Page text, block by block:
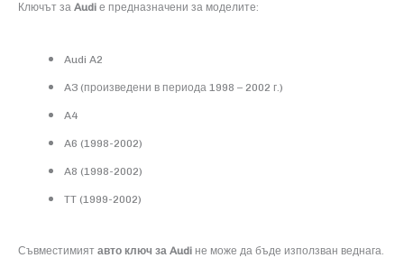
Ключът за Audi е предназначени за моделите:
Audi A2
A3 (произведени в периода 1998 – 2002 г.)
A4
A6 (1998-2002)
A8 (1998-2002)
TT (1999-2002)
Съвместимият авто ключ за Audi не може да бъде използван веднага.